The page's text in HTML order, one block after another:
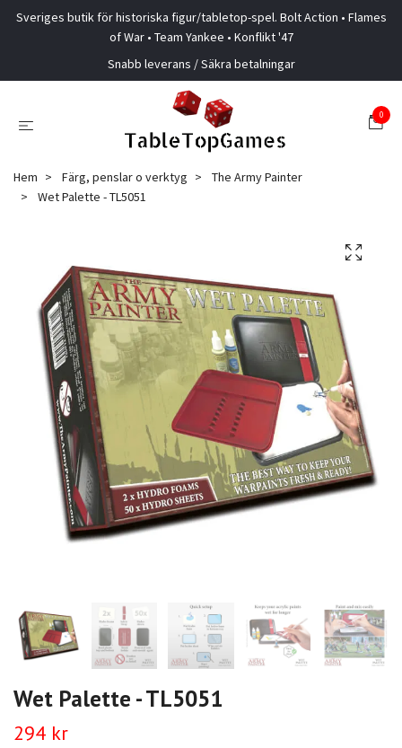
Sveriges butik för historiska figur/tabletop-spel. Bolt Action • Flames
of War • Team Yankee • Konflikt '47
Snabb leverans / Säkra betalningar
0
Hem Färg, penslar o verktyg
The Army Painter
Wet Palette - TL5051
Wet Palette - TL5051
294 kr